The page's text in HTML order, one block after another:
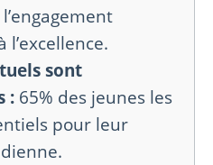
sont
: 65% des jeunes les
pour leur